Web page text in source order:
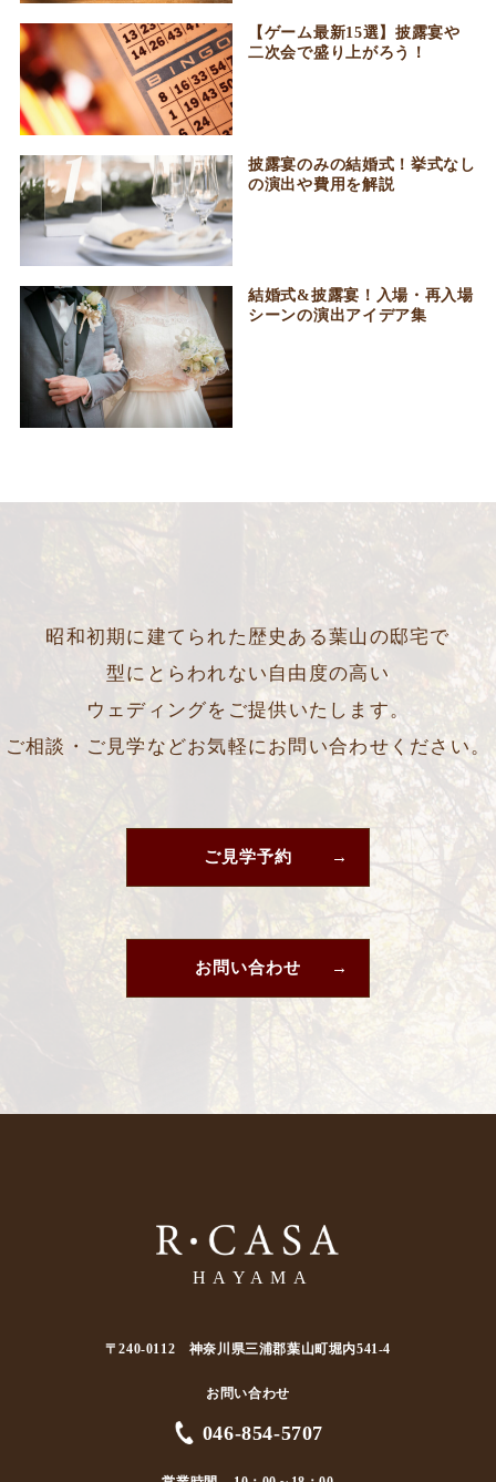
【ゲーム最新15選】披露宴や
二次会で盛り上がろう！
披露宴のみの結婚式！挙式なし
の演出や費用を解説
結婚式&披露宴！入場・再入場
シーンの演出アイデア集
昭和初期に建てられた歴史ある葉山の邸宅で
型にとらわれない自由度の高い
ウェディングをご提供いたします。
ご相談・ご見学などお気軽にお問い合わせください。
ご見学予約
お問い合わせ
〒240-0112 神奈川県三浦郡葉山町堀内541-4
お問い合わせ
046-854-5707